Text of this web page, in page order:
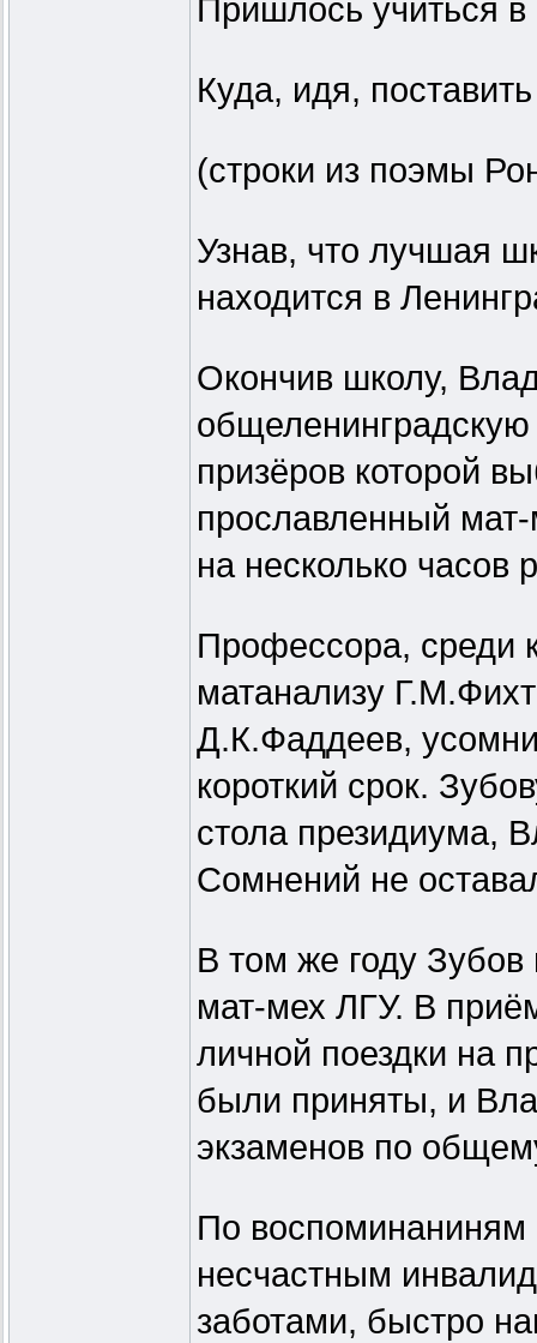
Пришлось учиться
Куда, идя, поставить
(строки из поэмы
Узнав, что лучшая
находится в
Окончив школу,
призёров которой
прославленный
на несколько часов
Профессора, среди
матанализу
Д.К.Фаддеев,
короткий срок.
стола президиума,
Сомнений не
В том же году
мат-мех ЛГУ. В
личной поездки на
были приняты, и
экзаменов по
По воспоминаниням
несчастным
заботами, быстро